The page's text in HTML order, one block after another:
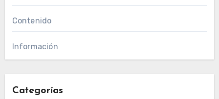
Contenido
Información
Categorías